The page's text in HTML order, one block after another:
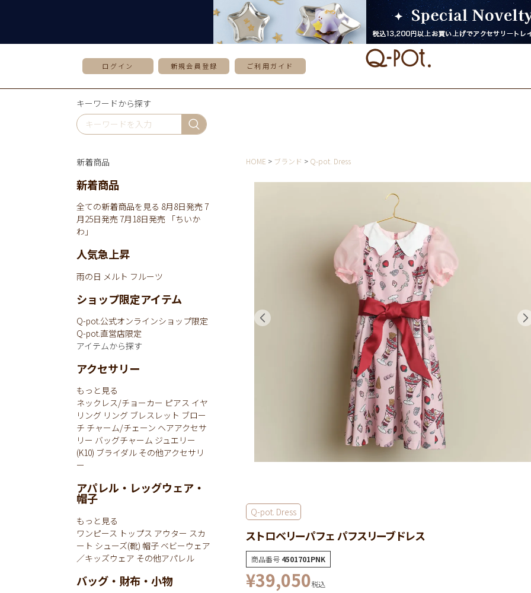
ログイン 新規会員登録 ご利用ガイド
キーワードから探す
HOME ブランド Q-pot. Dress
Q-pot. Dress
ストロベリーパフェ パフスリーブドレス
商品番号 4501701PNK
¥39,050税込
新着商品
新着商品
全ての新着商品を見る 8月8日発売7
月25日発売7月18日発売 「ちいか
わ」
人気急上昇
雨の日 メルト フルーツ
ショップ限定アイテム
Q-pot.公式オンラインショップ限定
Q-pot.直営店限定
アイテムから探す
アクセサリー
もっと見る
ネックレス/チョーカー ピアス イヤ
リング リング ブレスレット ブロー
チ チャーム/チェーン ヘアアクセサ
リー バッグチャーム ジュエリー
(K10) ブライダル その他アクセサリ
ー
アパレル・レッグウェア・
帽子
もっと見る
ワンピース トップス アウター スカ
ート シューズ(靴) 帽子 ベビーウェア
／キッズウェア その他アパレル
バッグ・財布・小物